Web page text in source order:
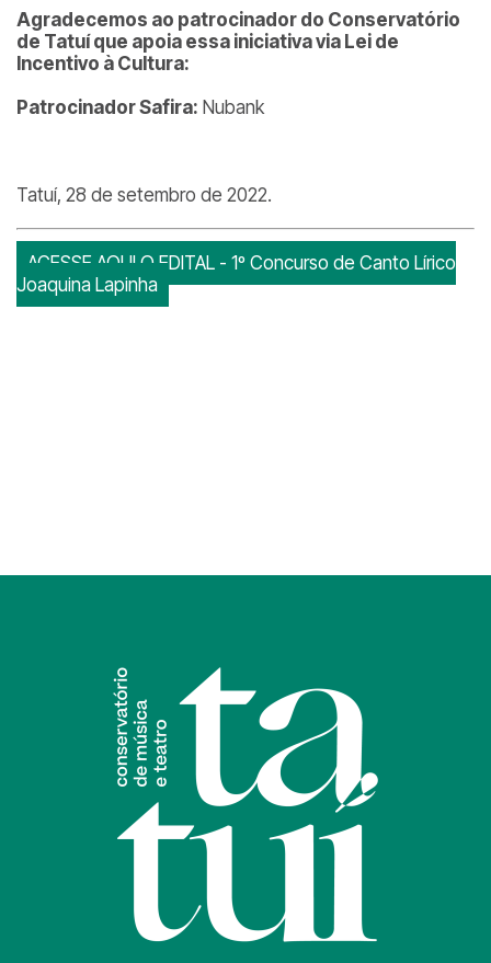
Agradecemos ao patrocinador do Conservatório
de Tatuí que apoia essa iniciativa via Lei de
Incentivo à Cultura:
Patrocinador Safira: Nubank
Tatuí, 28 de setembro de 2022.
ACESSE AQUI O EDITAL - 1º Concurso de Canto Lírico
Joaquina Lapinha